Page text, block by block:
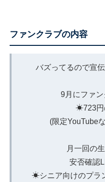
ファンクラブの内容
バズってるので宣
9月にファ
☀︎723円
(限定YouTube
月一回の
安否確認
☀︎シニア向けのプラ